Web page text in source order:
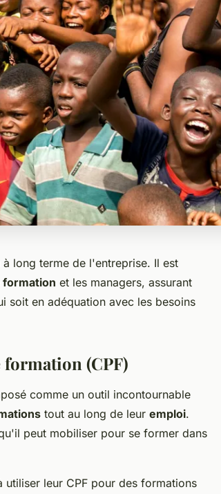
long terme de l'entreprise. Il est
formation et les managers, assurant
soit en adéquation avec les besoins
(CPF)
comme un outil incontournable
tout au long de leur emploi.
peut mobiliser pour se former dans
utiliser leur CPF pour des formations